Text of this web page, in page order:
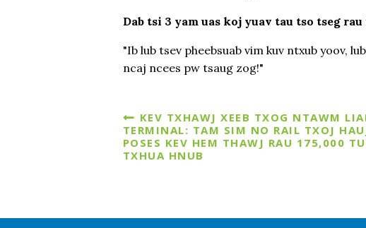
Dab tsi 3 yam uas koj yuav tau tso tseg
"Ib lub tsev pheebsuab vim kuv ntxub yoov,
ncaj ncees pw tsaug zog!"
KEV TXHAWJ XEEB TXOG NTAWM
TERMINAL: TAM SIM NO RAIL TXOJ
POSES KEV HEM THAWJ RAU 175,000
TXHUA HNUB